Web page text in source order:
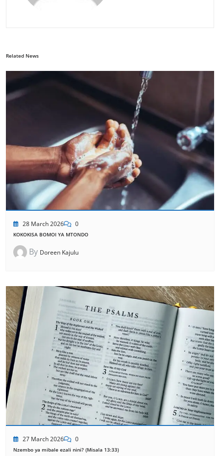
Related News
28 March 2026 0
KOKOKISA BOMOI YA MTONDO
By Doreen Kajulu
27 March 2026 0
Nzembo ya mibale ezali nini? (Misala 13:33)